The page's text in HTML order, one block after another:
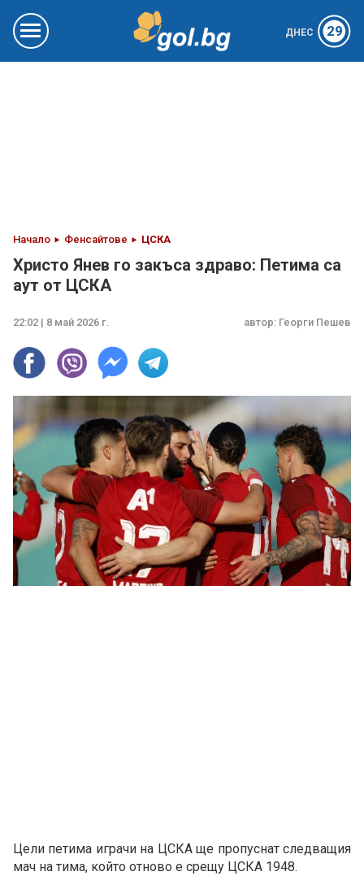
ДНЕС 29
Начало Фенсайтове ЦСКА
Христо Янев го закъса здраво: Петима са
аут от ЦСКА
22:02 | 8 май 2026 г. автор: Георги Пешев
Цели петима играчи на ЦСКА ще пропуснат следващия
мач на тима, който отново е срещу ЦСКА 1948.